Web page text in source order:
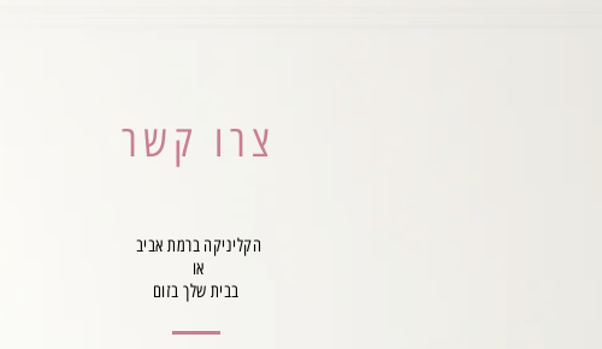
צרו קשר
הקליניקה ברמת אביב
או